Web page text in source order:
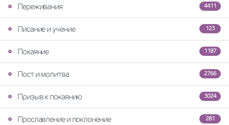
4411
Переживания
123
Писание и учение
1187
Покаяние
2766
Пост и молитва
3024
Призыв к покаянию
281
Прославление и поклонение